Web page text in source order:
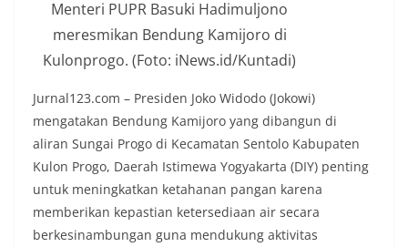
Menteri PUPR Basuki Hadimuljono
meresmikan Bendung Kamijoro di
Kulonprogo. (Foto: iNews.id/Kuntadi)
Jurnal123.com – Presiden Joko Widodo (Jokowi)
mengatakan Bendung Kamijoro yang dibangun di
aliran Sungai Progo di Kecamatan Sentolo Kabupaten
Kulon Progo, Daerah Istimewa Yogyakarta (DIY) penting
untuk meningkatkan ketahanan pangan karena
memberikan kepastian ketersediaan air secara
berkesinambungan guna mendukung aktivitas